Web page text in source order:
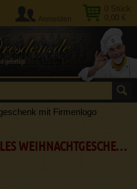
0 Stück
0,00 €
Anmelden
mit Firmenlogo
STOLLEN ALS INDIVIDUELLES WEIHNACHTGESCHENK FÜR FIRMEN